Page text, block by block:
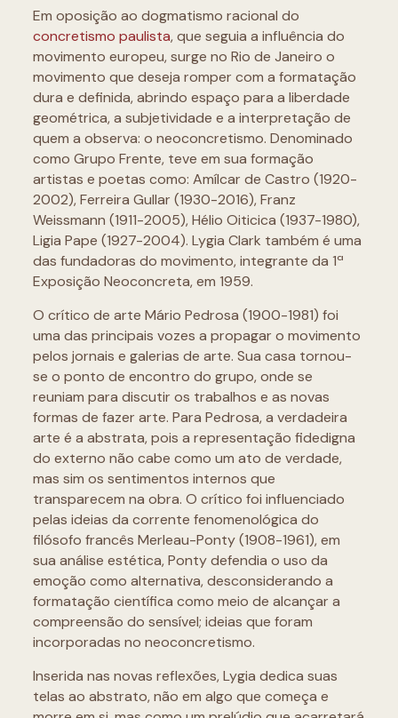
Em oposição ao dogmatismo racional do
concretismo paulista, que seguia a influência do
movimento europeu, surge no Rio de Janeiro o
movimento que deseja romper com a formatação
dura e definida, abrindo espaço para a liberdade
geométrica, a subjetividade e a interpretação de
quem a observa: o neoconcretismo. Denominado
como Grupo Frente, teve em sua formação
artistas e poetas como: Amílcar de Castro (1920-
2002), Ferreira Gullar (1930-2016), Franz
Weissmann (1911-2005), Hélio Oiticica (1937-1980),
Ligia Pape (1927-2004). Lygia Clark também é uma
das fundadoras do movimento, integrante da 1ª
Exposição Neoconcreta, em 1959.
O crítico de arte Mário Pedrosa (1900-1981) foi
uma das principais vozes a propagar o movimento
pelos jornais e galerias de arte. Sua casa tornou-
se o ponto de encontro do grupo, onde se
reuniam para discutir os trabalhos e as novas
formas de fazer arte. Para Pedrosa, a verdadeira
arte é a abstrata, pois a representação fidedigna
do externo não cabe como um ato de verdade,
mas sim os sentimentos internos que
transparecem na obra. O crítico foi influenciado
pelas ideias da corrente fenomenológica do
filósofo francês Merleau-Ponty (1908-1961), em
sua análise estética, Ponty defendia o uso da
emoção como alternativa, desconsiderando a
formatação científica como meio de alcançar a
compreensão do sensível; ideias que foram
incorporadas no neoconcretismo.
Inserida nas novas reflexões, Lygia dedica suas
telas ao abstrato, não em algo que começa e